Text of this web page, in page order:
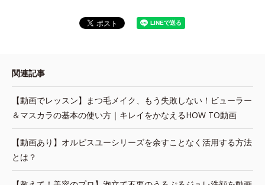
関連記事
【動画でレッスン】まつ毛メイク、もう失敗しない！ビューラー
＆マスカラの基本の使い方｜キレイをかなえるHOW TO動画
【動画あり】オルビスユーシリーズを余すことなく活用する方法
とは？